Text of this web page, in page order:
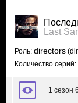
Last
Роль: directors
Количество серий:
1 сезон